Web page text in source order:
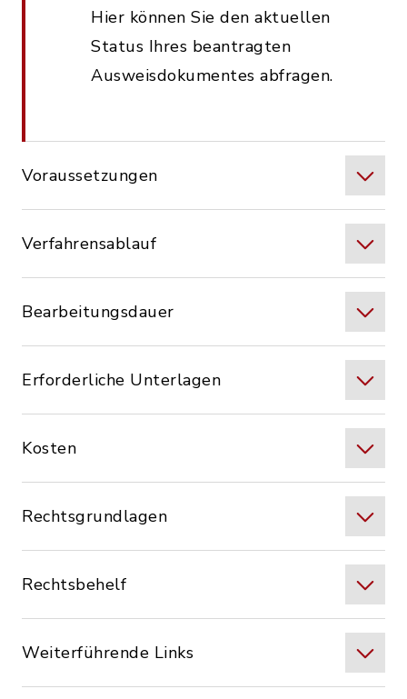
Hier können Sie den aktuellen
Status Ihres beantragten
Ausweisdokumentes abfragen.
Voraussetzungen
Verfahrensablauf
Bearbeitungsdauer
Erforderliche Unterlagen
Kosten
Rechtsgrundlagen
Rechtsbehelf
Weiterführende Links